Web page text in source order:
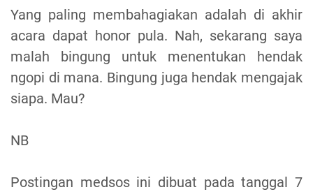
Yang paling membahagiakan adalah di akhir
acara dapat honor pula. Nah, sekarang saya
malah bingung untuk menentukan hendak
ngopi di mana. Bingung juga hendak mengajak
siapa. Mau?
NB
Postingan medsos ini dibuat pada tanggal 7